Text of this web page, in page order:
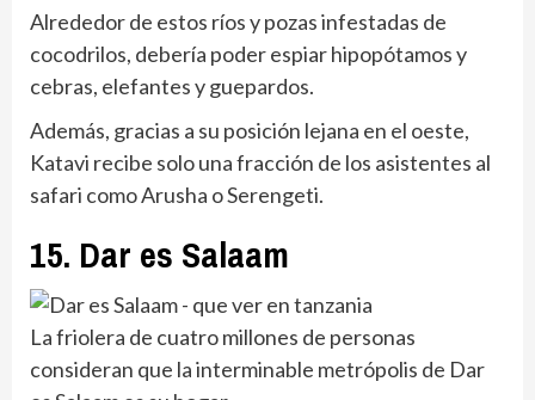
Alrededor de estos ríos y pozas infestadas de
cocodrilos, debería poder espiar hipopótamos y
cebras, elefantes y guepardos.
Además, gracias a su posición lejana en el oeste,
Katavi recibe solo una fracción de los asistentes al
safari como Arusha o Serengeti.
15. Dar es Salaam
La friolera de cuatro millones de personas
consideran que la interminable metrópolis de Dar